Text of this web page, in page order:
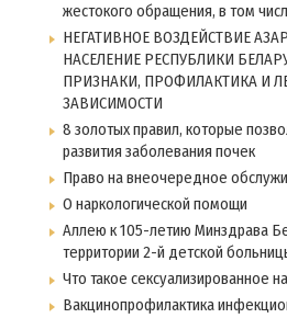
жестокого обращения, в том
НЕГАТИВНОЕ ВОЗДЕЙСТВИЕ
НАСЕЛЕНИЕ РЕСПУБЛИКИ
ПРИЗНАКИ, ПРОФИЛАКТИКА И
ЗАВИСИМОСТИ
8 золотых правил, которые
развития заболевания почек
Право на внеочередное
О наркологической помощи
Аллею к 105-летию Минздрава
территории 2-й детской
Что такое сексуализированное
Вакцинопрофилактика